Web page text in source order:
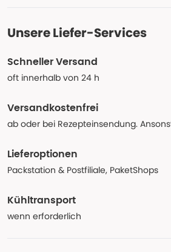
Unsere Liefer-Services
Schneller Versand
oft innerhalb von 24 h
Versandkostenfrei
ab oder bei Rezepteinsendung.
Lieferoptionen
Packstation & Postfiliale, PaketShops
Kühltransport
wenn erforderlich